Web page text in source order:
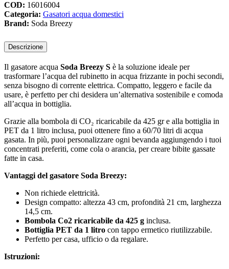
COD: 16016004
Categoria: Gasatori acqua domestici​
Brand: Soda Breezy
Descrizione
Il gasatore acqua Soda Breezy S è la soluzione ideale per
trasformare l’acqua del rubinetto in acqua frizzante in pochi secondi,
senza bisogno di corrente elettrica. Compatto, leggero e facile da
usare, è perfetto per chi desidera un’alternativa sostenibile e comoda
all’acqua in bottiglia.
Grazie alla bombola di CO₂ ricaricabile da 425 gr e alla bottiglia in
PET da 1 litro inclusa, puoi ottenere fino a 60/70 litri di acqua
gasata. In più, puoi personalizzare ogni bevanda aggiungendo i tuoi
concentrati preferiti, come cola o arancia, per creare bibite gassate
fatte in casa.
Vantaggi del gasatore Soda Breezy:
Non richiede elettricità.
Design compatto: altezza 43 cm, profondità 21 cm, larghezza
14,5 cm.
Bombola Co2 ricaricabile da 425 g inclusa.
Bottiglia PET da 1 litro con tappo ermetico riutilizzabile.
Perfetto per casa, ufficio o da regalare.
Istruzioni: